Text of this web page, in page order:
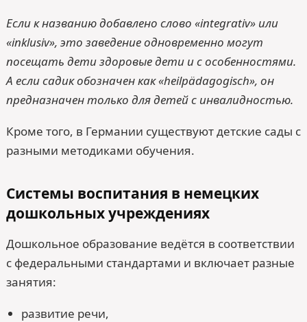
Если к названию добавлено слово «integrativ» или
«inklusiv», это заведение одновременно могут
посещать дети здоровые дети и с особенностями.
А если садик обозначен как «heilpädagogisch», он
предназначен только для детей с инвалидностью.
Кроме того, в Германии существуют детские сады с
разными методиками обучения.
Системы воспитания в немецких
дошкольных учреждениях
Дошкольное образование ведётся в соответствии
с федеральными стандартами и включает разные
занятия:
развитие речи,